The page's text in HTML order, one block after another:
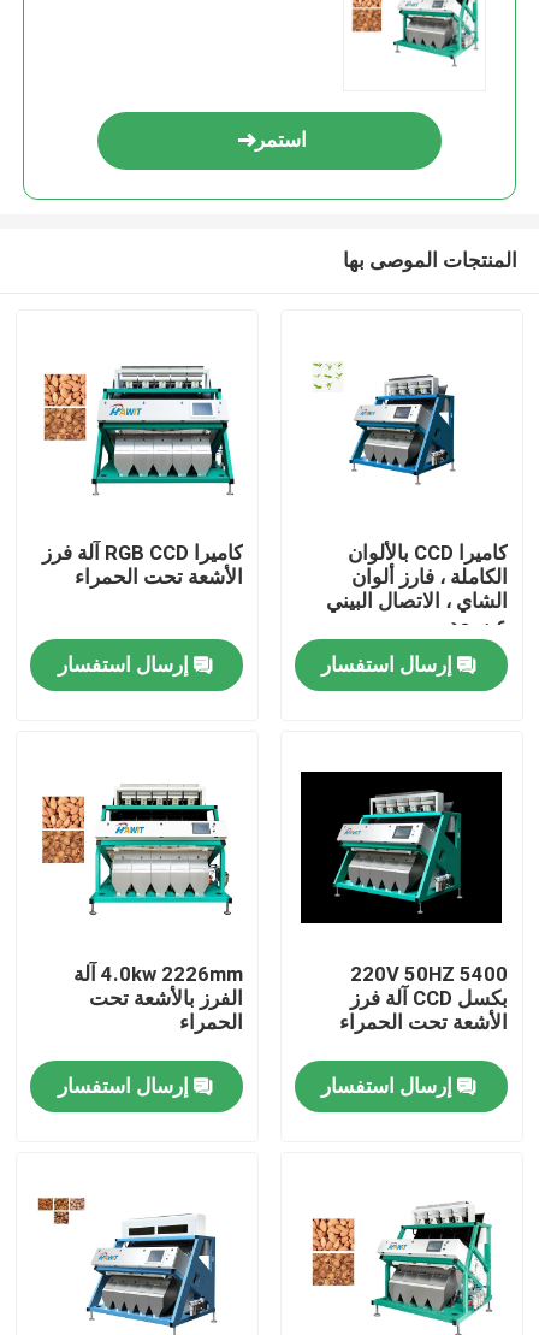
الصفحة الرئيسية
معلومات عنا
جولة في المعمل
اتصل بنا
أخبار
فارز لون الأرز
فارز لون الحبوب
استمر
المنتجات الموصى بها
كاميرا CCD بالألوان
الكاملة ، فارز ألوان
الشاي ، الاتصال البيني
عن بعد
إرسال استفسار
كاميرا RGB CCD آلة فرز
الأشعة تحت الحمراء
إرسال استفسار
220V 50HZ 5400
بكسل CCD آلة فرز
الأشعة تحت الحمراء
إرسال استفسار
4.0kw 2226mm آلة
الفرز بالأشعة تحت
الحمراء
إرسال استفسار